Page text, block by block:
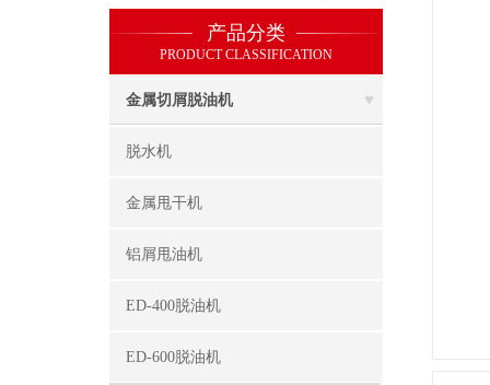
产品分类
PRODUCT CLASSIFICATION
金属切屑脱油机
脱水机
金属甩干机
铝屑甩油机
ED-400脱油机
ED-600脱油机